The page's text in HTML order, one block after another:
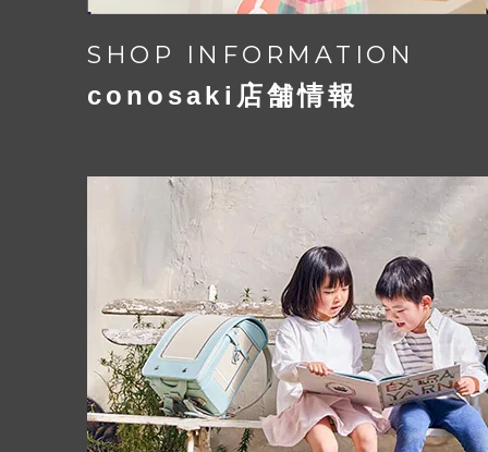
SHOP INFORMATION
conosaki店舗情報